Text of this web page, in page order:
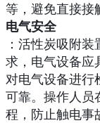
等，避免直接接
电气安全
：活性炭吸附
求，电气设备应
对电气设备进行
可靠。操作人员
程，防止触电事